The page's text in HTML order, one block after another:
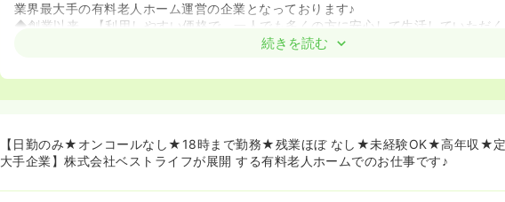
業界最大手の有料老人ホーム運営の企業となっております♪
◆創業以来、【利用しやすい価格で、一人でも多くの方に安心して生活していただく
る介護を提供する】を一貫した思いで運営しています。
族の負担軽減し利用できる方を増やそうという思いで、低価格でアットホームなホ
トしていきたいと考えられております！
◆創業以来から労働条件の改善や休みの数を増やしたり、本社看護師を配置し、より
会社の合併や吸収や経営の不安定さなどもなく、就業してからも、長く安心して勤
続きを読む
【日勤のみ★オンコールなし★18時まで勤務★残業ほぼ なし★未経験OK★高年収★
大手企業】株式会社ベストライフが展開 する有料老人ホームでのお仕事です♪